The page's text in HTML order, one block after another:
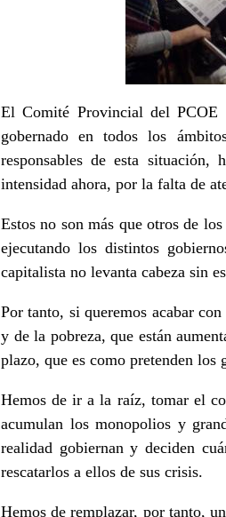
El Comité Provincial del PCOE
gobernado en todos los
responsables de esta situación,
intensidad ahora, por la falta de
Estos no son más que otros de
ejecutando los distintos
capitalista no levanta cabeza sin
Por tanto, si queremos acabar
y de la pobreza, que están
plazo, que es como pretenden los
Hemos de ir a la raíz, tomar el
acumulan los monopolios y
realidad gobiernan y deciden
rescatarlos a ellos de sus crisis.
Hemos de remplazar, por tanto,